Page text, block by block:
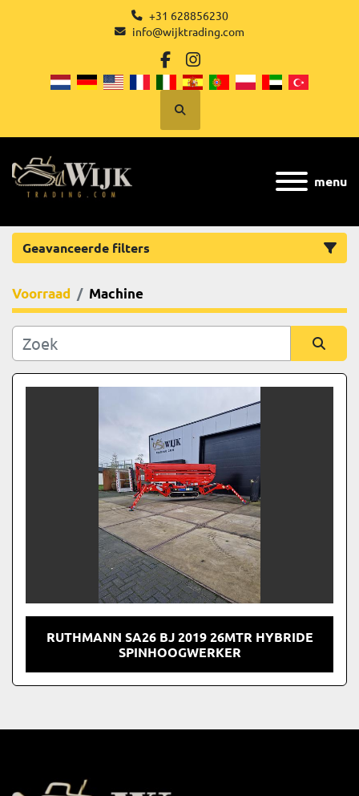
+31 628856230
info@wijktrading.com
facebook
instagram
Zoek
menu
Geavanceerde filters
Categorie
Fabrikant
Voorraad Machine
Sorteren op
RUTHMANN SA26 BJ 2019 26MTR HYBRIDE
SPINHOOGWERKER